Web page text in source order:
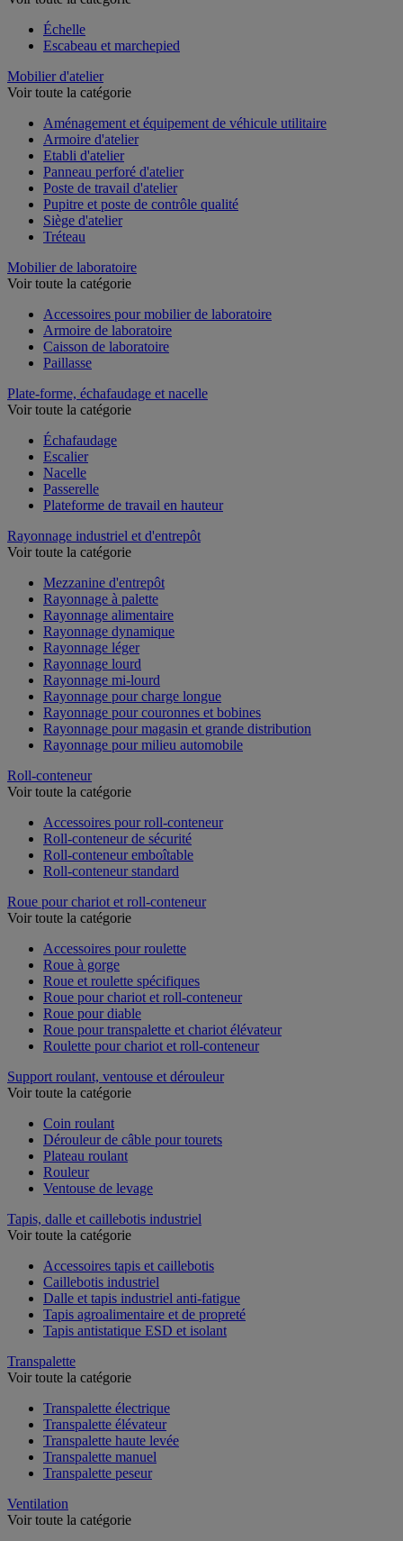
Échelle
Escabeau et marchepied
Mobilier d'atelier
Voir toute la catégorie
Aménagement et équipement de véhicule utilitaire
Armoire d'atelier
Etabli d'atelier
Panneau perforé d'atelier
Poste de travail d'atelier
Pupitre et poste de contrôle qualité
Siège d'atelier
Tréteau
Mobilier de laboratoire
Voir toute la catégorie
Accessoires pour mobilier de laboratoire
Armoire de laboratoire
Caisson de laboratoire
Paillasse
Plate-forme, échafaudage et nacelle
Voir toute la catégorie
Échafaudage
Escalier
Nacelle
Passerelle
Plateforme de travail en hauteur
Rayonnage industriel et d'entrepôt
Voir toute la catégorie
Mezzanine d'entrepôt
Rayonnage à palette
Rayonnage alimentaire
Rayonnage dynamique
Rayonnage léger
Rayonnage lourd
Rayonnage mi-lourd
Rayonnage pour charge longue
Rayonnage pour couronnes et bobines
Rayonnage pour magasin et grande distribution
Rayonnage pour milieu automobile
Roll-conteneur
Voir toute la catégorie
Accessoires pour roll-conteneur
Roll-conteneur de sécurité
Roll-conteneur emboîtable
Roll-conteneur standard
Roue pour chariot et roll-conteneur
Voir toute la catégorie
Accessoires pour roulette
Roue à gorge
Roue et roulette spécifiques
Roue pour chariot et roll-conteneur
Roue pour diable
Roue pour transpalette et chariot élévateur
Roulette pour chariot et roll-conteneur
Support roulant, ventouse et dérouleur
Voir toute la catégorie
Coin roulant
Dérouleur de câble pour tourets
Plateau roulant
Rouleur
Ventouse de levage
Tapis, dalle et caillebotis industriel
Voir toute la catégorie
Accessoires tapis et caillebotis
Caillebotis industriel
Dalle et tapis industriel anti-fatigue
Tapis agroalimentaire et de propreté
Tapis antistatique ESD et isolant
Transpalette
Voir toute la catégorie
Transpalette électrique
Transpalette élévateur
Transpalette haute levée
Transpalette manuel
Transpalette peseur
Ventilation
Voir toute la catégorie